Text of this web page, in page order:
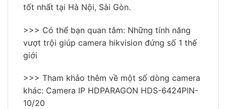
tốt nhất tại Hà Nội, Sài Gòn.
>>> Có thể bạn quan tâm: Những tính năng
vượt trội giúp camera hikvision đứng số 1 thế
giới
>>> Tham khảo thêm về một số dòng camera
khác: Camera IP HDPARAGON HDS-6424PIN-
10/20